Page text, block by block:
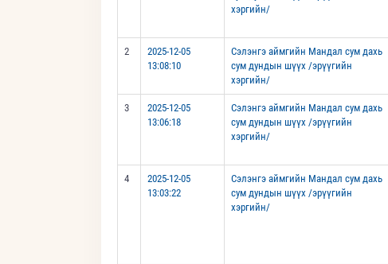
хэргийн/
2
2025-12-05
13:08:10
Сэлэнгэ аймгийн Мандал сум дахь
сум дундын шүүх /эрүүгийн
хэргийн/
3
2025-12-05
13:06:18
Сэлэнгэ аймгийн Мандал сум дахь
сум дундын шүүх /эрүүгийн
хэргийн/
4
2025-12-05
13:03:22
Сэлэнгэ аймгийн Мандал сум дахь
сум дундын шүүх /эрүүгийн
хэргийн/